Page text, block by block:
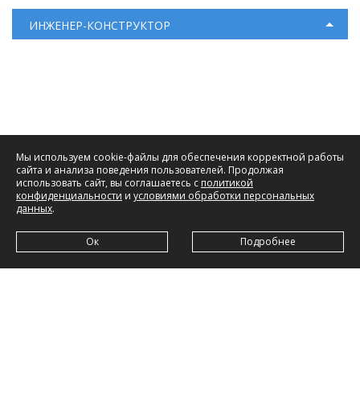
ИНЖЕНЕР-КОНСТРУКТОР
Мы используем cookie-файлы для обеспечения корректной работы
сайта и анализа поведения пользователей. Продолжая
использовать сайт, вы соглашаетесь с политикой
конфиденциальности и условиями обработки персональных
данных.
Ок Подробнее